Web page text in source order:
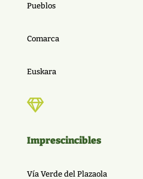
Pueblos
Comarca
Euskara

Imprescincibles
Vía Verde del Plazaola